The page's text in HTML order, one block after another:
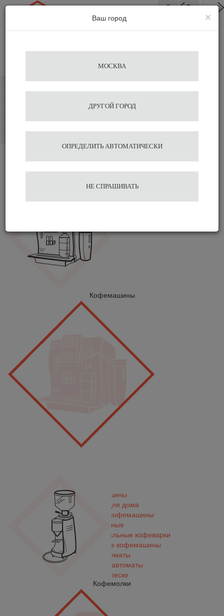
Каталог продукции
Кофемашины
Кофемашины
Кофеварки для дома
Автоматические кофемашины
Капсульные
Капельные фильтровальные кофеварки
Профессиональные кофемашины
Суперавтоматы
Вендинговые автоматы
Кофе на песке
Кофемолки
×
Ваш город
МОСКВА
ДРУГОЙ ГОРОД
ОПРЕДЕЛИТЬ АВТОМАТИЧЕСКИ
НЕ СПРАШИВАТЬ